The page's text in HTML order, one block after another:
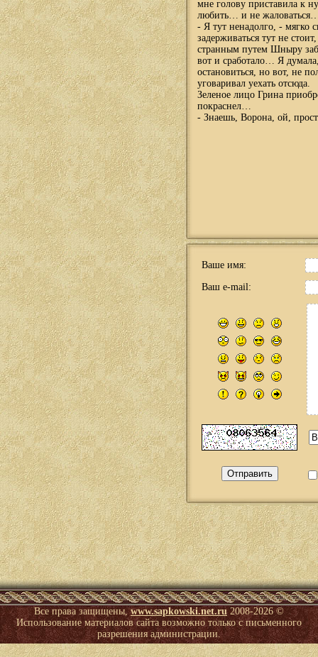
мне голову приставила к
любить… и не
- Я тут ненадолго, - мягко
задерживаться тут не
странным путем Шныру
вот и сработало… Я
остановиться, но вот, не
уговаривал уехать отсюда.
Зеленое лицо Грина
покраснел…
- Знаешь, Ворона, ой,
Ваше имя:
Ваш e-mail:
Все права защищены,www.sapkowski.net.ru2008-2026 ©
Использование материалов сайта возможно только с письменного
разрешения администрации.